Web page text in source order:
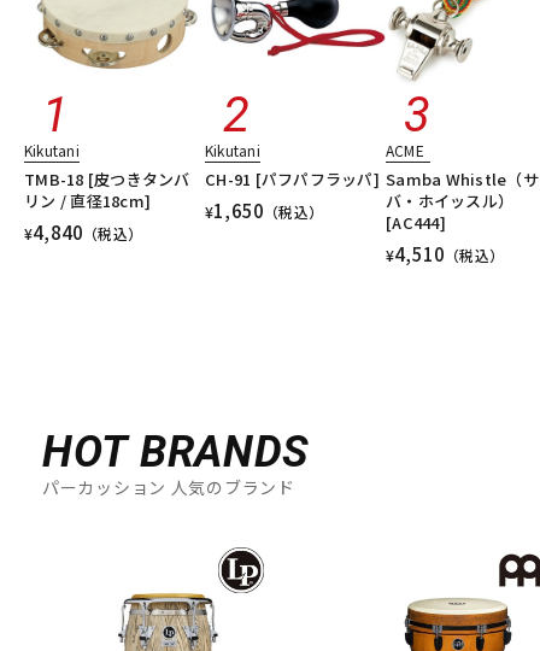
Kikutani
TMB-18 [皮つきタンバ
リン / 直径18cm]
¥4,840 （税込）
Kikutani
CH-91 [パフパフラッパ]
¥1,650 （税込）
ACME
Samba Whistle（
バ・ホイッスル）
[AC444]
¥4,510 （税込）
HOT BRANDS
パーカッション 人気のブランド